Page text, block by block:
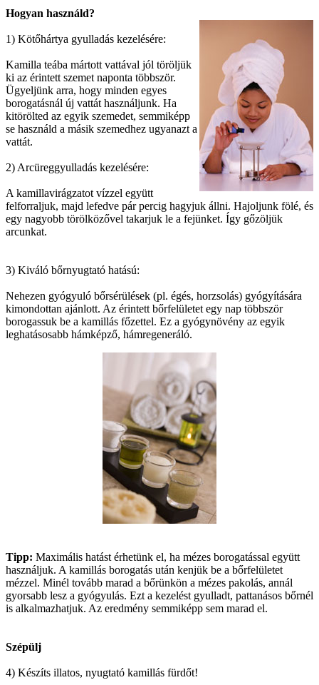
Hogyan használd?
1) Kötőhártya gyulladás kezelésére:
Kamilla teába mártott vattával jól töröljük
ki az érintett szemet naponta többször.
Ügyeljünk arra, hogy minden egyes
borogatásnál új vattát használjunk. Ha
kitörölted az egyik szemedet, semmiképp
se használd a másik szemedhez ugyanazt a
vattát.
2) Arcüreggyulladás kezelésére:
A kamillavirágzatot vízzel együtt
felforraljuk, majd lefedve pár percig hagyjuk állni. Hajoljunk fölé, és
egy nagyobb törölközővel takarjuk le a fejünket. Így gőzöljük
arcunkat.
3) Kiváló bőrnyugtató hatású:
Nehezen gyógyuló bőrsérülések (pl. égés, horzsolás) gyógyítására
kimondottan ajánlott. Az érintett bőrfelületet egy nap többször
borogassuk be a kamillás főzettel. Ez a gyógynövény az egyik
leghatásosabb hámképző, hámregeneráló.
Tipp: Maximális hatást érhetünk el, ha mézes borogatással együtt
használjuk. A kamillás borogatás után kenjük be a bőrfelületet
mézzel. Minél tovább marad a bőrünkön a mézes pakolás, annál
gyorsabb lesz a gyógyulás. Ezt a kezelést gyulladt, pattanásos bőrnél
is alkalmazhatjuk. Az eredmény semmiképp sem marad el.
Szépülj
4) Készíts illatos, nyugtató kamillás fürdőt!